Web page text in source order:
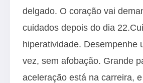
delgado. O coração vai
cuidados depois do dia
hiperatividade. Desempenhe
vez, sem afobação. Grande
aceleração está na carreira,